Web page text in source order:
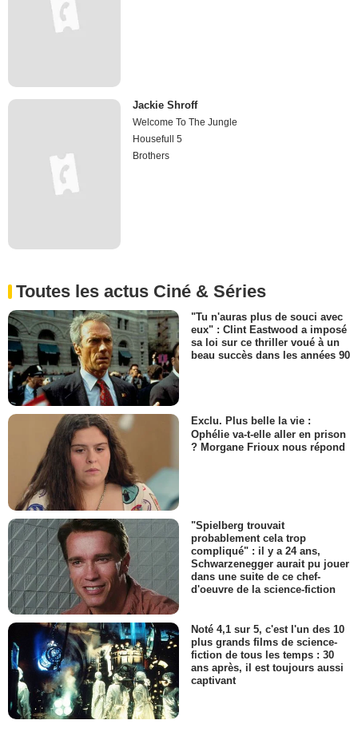
Jackie Shroff
Welcome To The Jungle
Housefull 5
Brothers
Toutes les actus Ciné & Séries
"Tu n'auras plus de souci avec
eux" : Clint Eastwood a imposé
sa loi sur ce thriller voué à un
beau succès dans les années 90
Exclu. Plus belle la vie :
Ophélie va-t-elle aller en prison
? Morgane Frioux nous répond
"Spielberg trouvait
probablement cela trop
compliqué" : il y a 24 ans,
Schwarzenegger aurait pu jouer
dans une suite de ce chef-
d'oeuvre de la science-fiction
Noté 4,1 sur 5, c'est l'un des 10
plus grands films de science-
fiction de tous les temps : 30
ans après, il est toujours aussi
captivant